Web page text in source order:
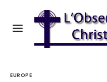
EUROPE